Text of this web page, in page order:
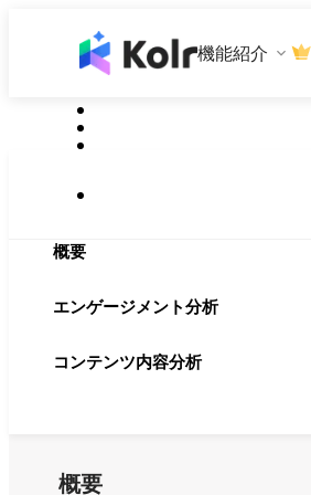
機能紹介
概要
エンゲージメント分析
コンテンツ内容分析
概要